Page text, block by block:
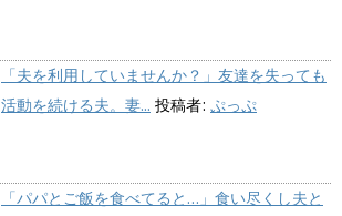
「夫を利用していませんか？」友達を失っても
活動を続ける夫。妻... 投稿者: ぷっぷ
「パパとご飯を食べてると…」食い尽くし夫と